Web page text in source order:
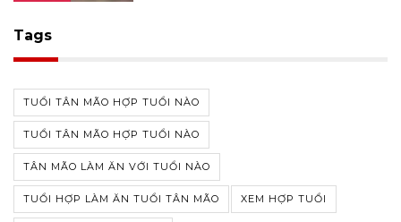
Tags
TUỔI TÂN MÃO HỢP TUỔI NÀO
TUỔI TÂN MÃO HỢP TUỔI NÀO
TÂN MÃO LÀM ĂN VỚI TUỔI NÀO
TUỔI HỢP LÀM ĂN TUỔI TÂN MÃO XEM HỢP TUỔI